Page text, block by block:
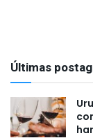
Últimas